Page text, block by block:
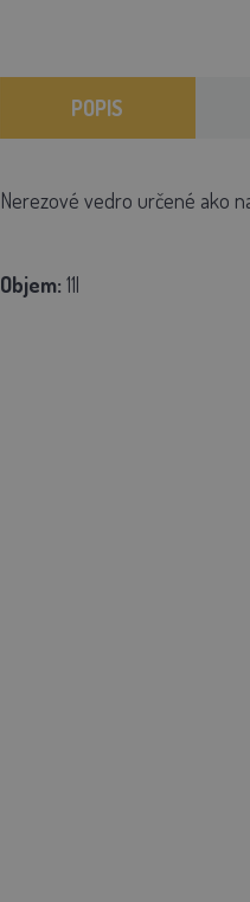
POPIS
Nerezové vedro určené ako
Objem: 11l